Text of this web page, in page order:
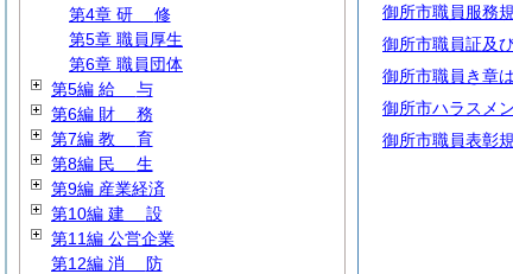
御所市職員服務
御所市職員証及
御所市職員き章
御所市ハラスメ
御所市職員表彰
第4章 研 修
第5章 職員厚生
第6章 職員団体
第5編 給 与
第6編 財 務
第7編 教 育
第8編 民 生
第9編 産業経済
第10編 建 設
第11編 公営企業
第12編 消 防